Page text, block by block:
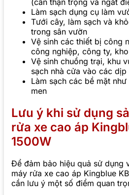
Làm sạch dụng cụ làm
Tưới cây, làm sạch và
trong sân vườn
Vệ sinh các thiết bị công
công nghiệp, công ty,
Vệ sinh chuồng trại, khu
sạch nhà cửa vào các dịp
Làm sạch các bề mặt
men
Lưu ý khi sử dụng
rửa xe cao áp
1500W
Để đảm bảo hiệu quả sử dụng
máy rửa xe cao áp Kingblue
cần lưu ý một số điểm quan